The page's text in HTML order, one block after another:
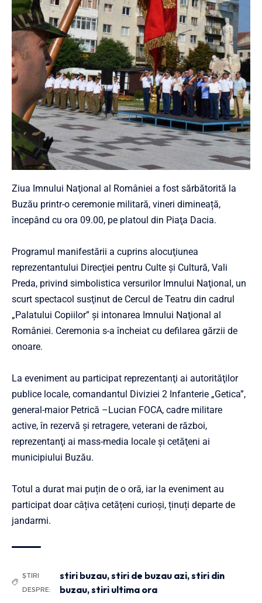
Ziua Imnului Naţional al României a fost sărbătorită la
Buzău printr-o ceremonie militară, vineri dimineață,
începând cu ora 09.00, pe platoul din Piaţa Dacia.
Programul manifestării a cuprins alocuţiunea
reprezentantului Direcţiei pentru Culte şi Cultură, Vali
Preda, privind simbolistica versurilor Imnului Naţional, un
scurt spectacol susţinut de Cercul de Teatru din cadrul
„Palatului Copiilor” şi intonarea Imnului Naţional al
României. Ceremonia s-a încheiat cu defilarea gărzii de
onoare.
La eveniment au participat reprezentanţi ai autorităţilor
publice locale, comandantul Diviziei 2 Infanterie „Getica”,
general-maior Petrică –Lucian FOCA, cadre militare
active, în rezervă şi retragere, veterani de război,
reprezentanţi ai mass-media locale şi cetăţeni ai
municipiului Buzău.
Totul a durat mai puțin de o oră, iar la eveniment au
participat doar câțiva cetățeni curioși, ținuți departe de
jandarmi.
ȘTIRI
DESPRE:
stiri buzau,stiri de buzau azi,stiri din
buzau,stiri ultima ora